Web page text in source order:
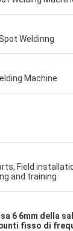
la
Se
Weldinng
Machine
Field
and training
6 6mm della
fisso di